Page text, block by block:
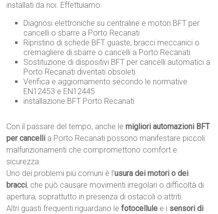
installati da noi. Effettuiamo:
Diagnosi elettroniche su centraline e motori BFT per
cancelli o sbarre a Porto Recanati
Ripristino di schede BFT guaste, bracci meccanici o
cremagliere di sbarre o cancelli a Porto Recanati
Sostituzione di dispositivi BFT per cancelli automatici a
Porto Recanati diventati obsoleti
Verifica e aggiornamento secondo le normative
EN12453 e EN12445
installazione BFT Porto Recanati
Con il passare del tempo, anche lemigliori automazioni BFT
per cancelli a Porto Recanati possono manifestare piccoli
malfunzionamenti che compromettono comfort e
sicurezza.
Uno dei problemi più comuni è l’usura dei motori o dei
bracci, che può causare movimenti irregolari o difficoltà di
apertura, soprattutto in presenza di ostacoli o attriti.
Altri guasti frequenti riguardano lefotocellule e i sensori di